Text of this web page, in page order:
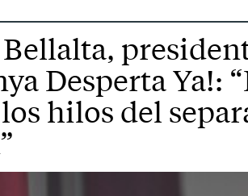
Desperta Ya!:
hilos del